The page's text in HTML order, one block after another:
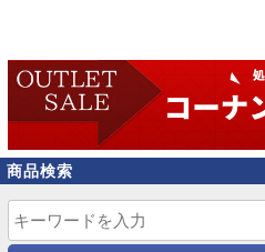
商品検索